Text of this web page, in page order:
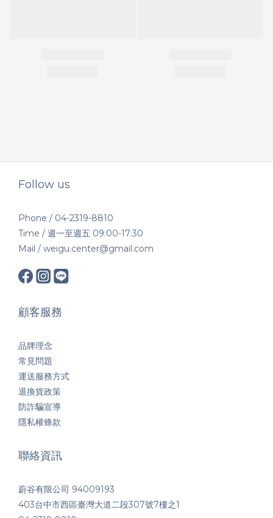
Follow us
Phone / 04-2319-8810
Time / 週一至週五 09:00-17:30
Mail / weigu.center@gmail.com
顧客服務
品牌理念
常見問題
運送服務方式
退換貨政策
防詐騙宣導
隱私權條款
聯絡資訊
蔚谷有限公司 94009193
403台中市西區臺灣大道二段307號7樓之1